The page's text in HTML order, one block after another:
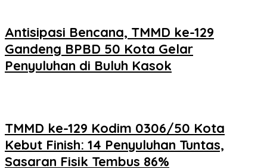
Antisipasi Bencana, TMMD ke-129
Gandeng BPBD 50 Kota Gelar
Penyuluhan di Buluh Kasok
TMMD ke-129 Kodim 0306/50 Kota
Kebut Finish: 14 Penyuluhan Tuntas,
Sasaran Fisik Tembus 86%